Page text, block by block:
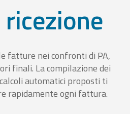
fatture nei confronti di PA,
finali. La compilazione dei
automatici proposti ti
rapidamente ogni fattura.